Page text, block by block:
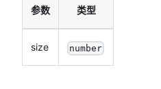
参数 类型
size number